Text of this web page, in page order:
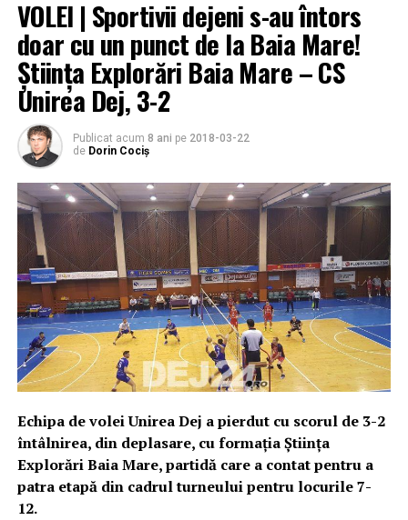
VOLEI | Sportivii dejeni s-au întors
doar cu un punct de la Baia Mare!
Știința Explorări Baia Mare – CS
Unirea Dej, 3-2
Publicat acum 8 ani pe 2018-03-22
de Dorin Cociș
Echipa de volei Unirea Dej a pierdut cu scorul de 3-2
întâlnirea, din deplasare, cu formația Știința
Explorări Baia Mare, partidă care a contat pentru a
patra etapă din cadrul turneului pentru locurile 7-
12.